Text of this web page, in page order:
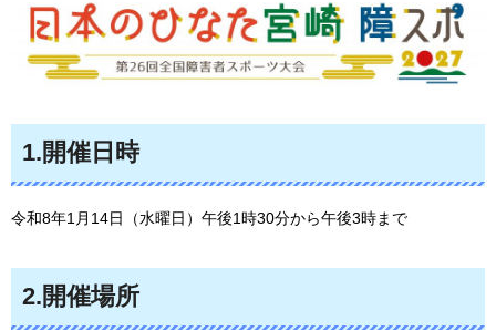
1.開催日時
令和8年1月14日（水曜日）午後1時30分から午後3時まで
2.開催場所